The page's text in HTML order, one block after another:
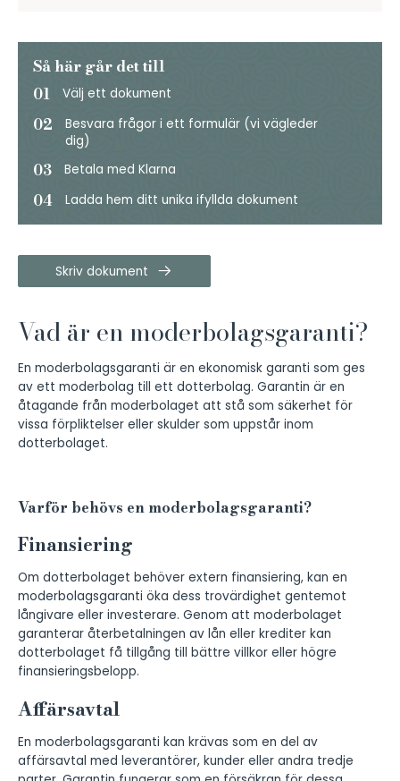
Så här går det till
01
Välj ett dokument
02
Besvara frågor i ett formulär (vi vägleder
dig)
03 Betala med Klarna
04 Ladda hem ditt unika ifyllda dokument
Skriv dokument
Vad är en moderbolagsgaranti?
En moderbolagsgaranti är en ekonomisk garanti som ges
av ett moderbolag till ett dotterbolag. Garantin är en
åtagande från moderbolaget att stå som säkerhet för
vissa förpliktelser eller skulder som uppstår inom
dotterbolaget.
Varför behövs en moderbolagsgaranti?
Finansiering
Om dotterbolaget behöver extern finansiering, kan en
moderbolagsgaranti öka dess trovärdighet gentemot
långivare eller investerare. Genom att moderbolaget
garanterar återbetalningen av lån eller krediter kan
dotterbolaget få tillgång till bättre villkor eller högre
finansieringsbelopp.
Affärsavtal
En moderbolagsgaranti kan krävas som en del av
affärsavtal med leverantörer, kunder eller andra tredje